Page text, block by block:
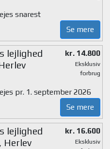
snarest
Se mere
lejlighed
kr. 14.800
Eksklusiv
forbrug
pr. 1. september 2026
Se mere
lejlighed
Herlev
kr. 16.600
Eksklusiv